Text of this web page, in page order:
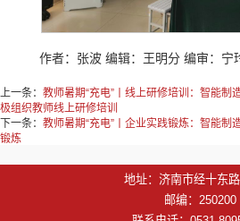
作者：张波 编辑：王明分 编审：宁
上一条： 教师暑期“充电”丨线上研修培训：智能制
极组织教师线上研修培训
下一条： 教师暑期“充电”丨企业实践锻炼：智能制
锻炼
地址：济南市经十东
邮编：250200